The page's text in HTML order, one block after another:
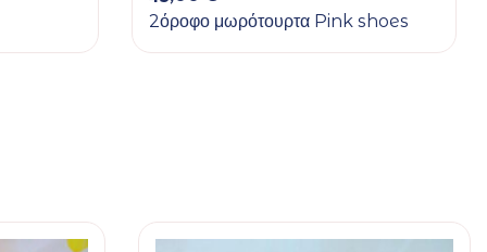
2όροφο μωρότουρτα Pink shoes